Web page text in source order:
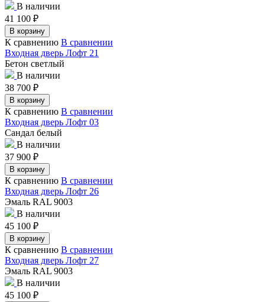
В наличии
41 100 ₽
В корзину
К сравнению В сравнении
Входная дверь Лофт 21
Бетон светлый
В наличии
38 700 ₽
В корзину
К сравнению В сравнении
Входная дверь Лофт 03
Сандал белый
В наличии
37 900 ₽
В корзину
К сравнению В сравнении
Входная дверь Лофт 26
Эмаль RAL 9003
В наличии
45 100 ₽
В корзину
К сравнению В сравнении
Входная дверь Лофт 27
Эмаль RAL 9003
В наличии
45 100 ₽